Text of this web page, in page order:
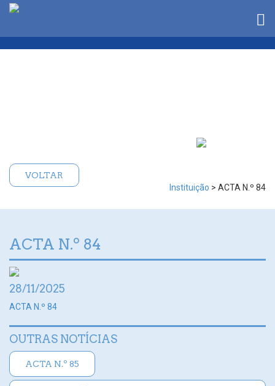
VOLTAR
Instituição > ACTA N.º 84
ACTA N.º 84
28/11/2025
ACTA N.º 84
OUTRAS NOTÍCIAS
ACTA N.º 85